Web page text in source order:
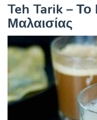
Teh Tarik – Το
Μαλαισίας